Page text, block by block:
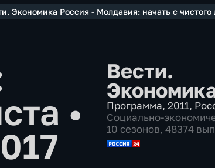
Экономика Россия - Молдавия: начать с чистого
•
Вести.
Программа, 2011,
Социально-
10 сезонов, 48374